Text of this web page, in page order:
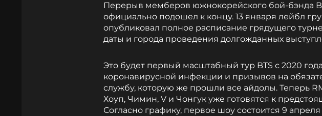
Перерыв мемберов южнокорейского бой-бэнда
официально подошел к концу. 13 января лейбл
опубликовал полное расписание грядущего
даты и города проведения долгожданных
Это будет первый масштабный тур BTS с 2020
коронавирусной инфекции и призывов на
службу, которую же прошли все айдолы. Теперь
Хоуп, Чимин, V и Чонгук уже готовятся к
Согласно графику, первое шоу состоится 9